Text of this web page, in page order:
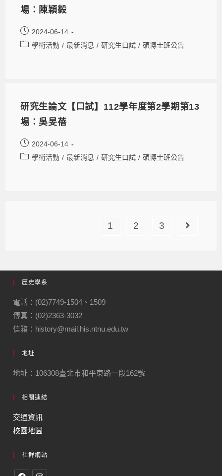
場：陳穎毅
2024-06-14
學術活動 / 最新消息 / 研究生口試 / 碩博士班公告
研究生論文【口試】112學年度第2學期第13
場：吳旻蓓
2024-06-14
學術活動 / 最新消息 / 研究生口試 / 碩博士班公告
1 2 3
歷史學系
電話：(02)7749-1504、1509
傳真：(02)2363-3032
信箱：history@mail.his.ntnu.edu.tw
地址
地址：106308臺北市和平東路一段162號
相關連結
交通資訊
校園地圖
社群網站